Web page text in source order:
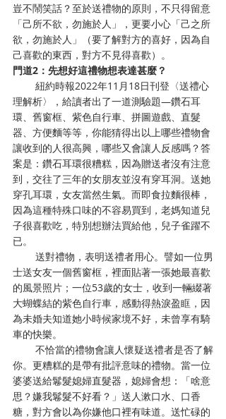
豈不鬧笑話？至於送禮物的原則，不只得留意
「己所不欲，勿施於人」，更要小心「己之所
欲，勿施於人」（要了解對方的喜好，因為自
己喜歡的東西，對方不見得喜歡）。
門道2：先想好這禮物想表達甚麼？
紐約時報2022年11月18日刊登〈送禮心
理解析〉，給讀者出了一道測驗題—鑽石耳
環、舊窗框、紫色自行車、拼圖遊戲、直髮
器、方便麵等等，你能猜得出以上哪些禮物會
讓收到的人很高興，哪些又會讓人反感嗎？答
案是：鑽石耳環很糟糕，因為贈送者沒有注意
到，交往了三年的女朋友並沒有穿耳洞。送她
穿孔耳環，女友當然生氣。而即食拉麵很棒，
因為這種特殊口味的不容易買到，老媽知道兒
子很喜歡吃，特別想辦法買給他，兒子雀躍不
已。
送對禮物，表明送禮者用心。譬如一位男
士送女友一個舊窗框，裡面貼著一張她最喜歡
的風景照片；一位53歲的女士，收到一輛綴著
大蝴蝶結的紫色自行車，感動得熱淚盈眶，因
為未婚夫知道她小時候家境不好，未曾享有騎
車的快樂。
不恰當的禮物會讓人懷疑送禮者是否了解
你。更糟糕的是帶有批評意味的禮物。當一位
婆婆送給鬈髮媳婦直髮器，媳婦會想：「啥意
思？嫌我鬈髮不好看？」送人漱口水、口香
糖，對方會以為你嫌他口裡有味道。送忙碌的